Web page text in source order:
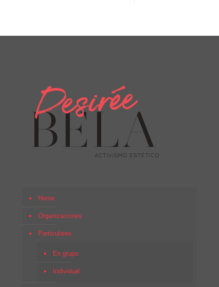
Home
Organizaciones
Particulares
En grupo
Individual